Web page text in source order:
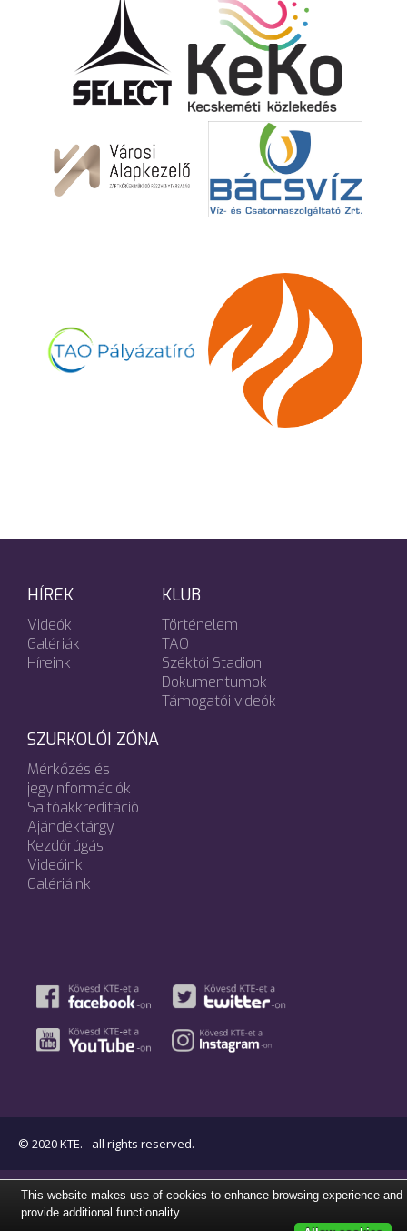
HÍREK
Videók
Galériák
Híreink
KLUB
Történelem
TAO
Széktói Stadion
Dokumentumok
Támogatói videók
SZURKOLÓI ZÓNA
Mérkőzés és
jegyinformációk
Sajtóakkreditáció
Ajándéktárgy
Kezdőrúgás
Videóink
Galériáink
© 2020 KTE. - all rights reserved.
This website makes use of cookies to enhance browsing experience and
provide additional functionality.